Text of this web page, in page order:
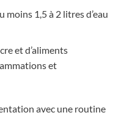
1,5 à 2 litres d’eau
et d’aliments
et
avec une routine